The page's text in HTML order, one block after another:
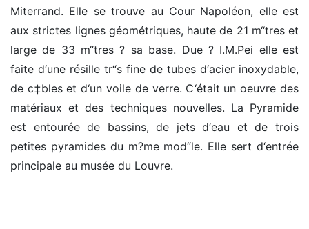
Miterrand. Elle se trouve au Cour Napoléon, elle est
aux strictes lignes géométriques, haute de 21 m“tres et
large de 33 m“tres ? sa base. Due ? I.M.Pei elle est
faite d‘une résille tr“s fine de tubes d‘acier inoxydable,
de c‡bles et d‘un voile de verre. C‘était un oeuvre des
matériaux et des techniques nouvelles. La Pyramide
est entourée de bassins, de jets d‘eau et de trois
petites pyramides du m?me mod“le. Elle sert d‘entrée
principale au musée du Louvre.